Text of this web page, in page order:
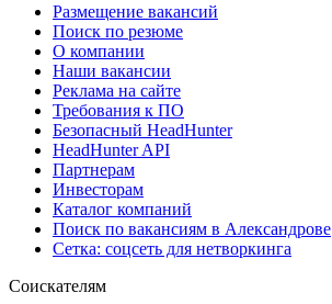
Размещение вакансий
Поиск по резюме
О компании
Наши вакансии
Реклама на сайте
Требования к ПО
Безопасный HeadHunter
HeadHunter API
Партнерам
Инвесторам
Каталог компаний
Поиск по вакансиям в Александрове
Сетка: соцсеть для нетворкинга
Соискателям